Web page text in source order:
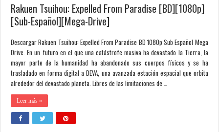
Rakuen Tsuihou: Expelled From Paradise [BD][1080p]
[Sub-Español][Mega-Drive]
Descargar Rakuen Tsuihou: Expelled From Paradise BD 1080p Sub Español Mega
Drive. En un futuro en el que una catástrofe masiva ha devastado la Tierra, la
mayor parte de la humanidad ha abandonado sus cuerpos físicos y se ha
trasladado en forma digital a DEVA, una avanzada estación espacial que orbita
alrededor del devastado planeta. Libres de las limitaciones de …
Leer más »